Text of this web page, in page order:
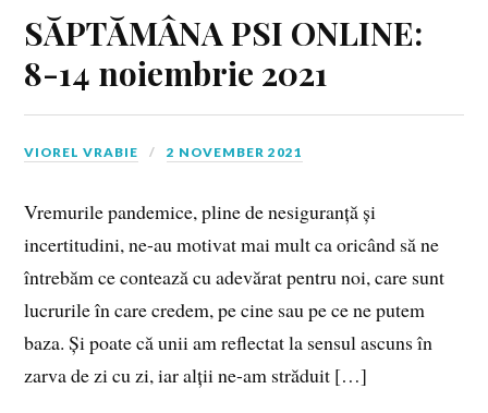
SĂPTĂMÂNA PSI ONLINE:
8-14 noiembrie 2021
VIOREL VRABIE 2 NOVEMBER 2021
Vremurile pandemice, pline de nesiguranță și
incertitudini, ne-au motivat mai mult ca oricând să ne
întrebăm ce contează cu adevărat pentru noi, care sunt
lucrurile în care credem, pe cine sau pe ce ne putem
baza. Și poate că unii am reflectat la sensul ascuns în
zarva de zi cu zi, iar alții ne-am străduit […]